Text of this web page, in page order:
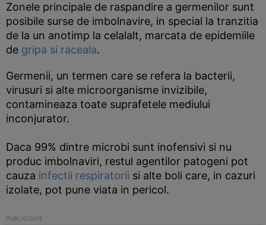
Zonele principale de raspandire a germenilor sunt
posibile surse de imbolnavire, in special la tranzitia
de la un anotimp la celalalt, marcata de epidemiile
de gripa si raceala.
Germenii, un termen care se refera la bacterii,
virusuri si alte microorganisme invizibile,
contamineaza toate suprafetele mediului
inconjurator.
Daca 99% dintre microbi sunt inofensivi si nu
produc imbolnaviri, restul agentilor patogeni pot
cauza infectii respiratorii si alte boli care, in cazuri
izolate, pot pune viata in pericol.